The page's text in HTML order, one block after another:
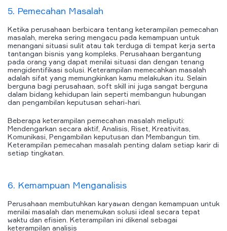
5. Pemecahan Masalah
Ketika perusahaan berbicara tentang keterampilan pemecahan
masalah, mereka sering mengacu pada kemampuan untuk
menangani situasi sulit atau tak terduga di tempat kerja serta
tantangan bisnis yang kompleks. Perusahaan bergantung
pada orang yang dapat menilai situasi dan dengan tenang
mengidentifikasi solusi. Keterampilan memecahkan masalah
adalah sifat yang memungkinkan kamu melakukan itu. Selain
berguna bagi perusahaan, soft skill ini juga sangat berguna
dalam bidang kehidupan lain seperti membangun hubungan
dan pengambilan keputusan sehari-hari.
Beberapa keterampilan pemecahan masalah meliputi:
Mendengarkan secara aktif, Analisis, Riset, Kreativitas,
Komunikasi, Pengambilan keputusan dan Membangun tim.
Keterampilan pemecahan masalah penting dalam setiap karir di
setiap tingkatan.
6. Kemampuan Menganalisis
Perusahaan membutuhkan karyawan dengan kemampuan untuk
menilai masalah dan menemukan solusi ideal secara tepat
waktu dan efisien. Keterampilan ini dikenal sebagai
keterampilan analisis